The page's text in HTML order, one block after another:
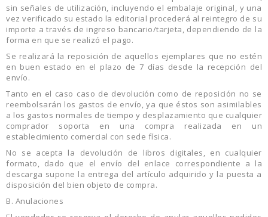
sin señales de utilización, incluyendo el embalaje original, y una
vez verificado su estado la editorial procederá al reintegro de su
importe a través de ingreso bancario/tarjeta, dependiendo de la
forma en que se realizó el pago.
Se realizará la reposición de aquellos ejemplares que no estén
en buen estado en el plazo de 7 días desde la recepción del
envío.
Tanto en el caso caso de devolución como de reposición no se
reembolsarán los gastos de envío, ya que éstos son asimilables
a los gastos normales de tiempo y desplazamiento que cualquier
comprador soporta en una compra realizada en un
establecimiento comercial con sede física.
No se acepta la devolución de libros digitales, en cualquier
formato, dado que el envío del enlace correspondiente a la
descarga supone la entrega del artículo adquirido y la puesta a
disposición del bien objeto de compra.
B. Anulaciones